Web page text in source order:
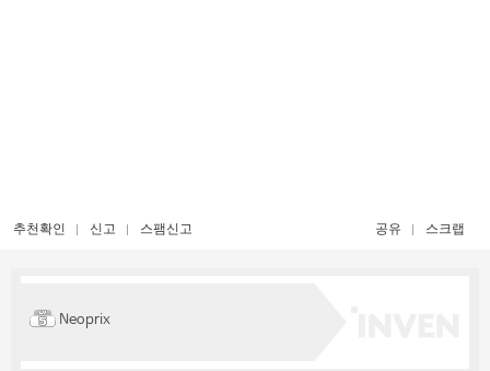
추천확인 신고 스팸신고 공유 스크랩
Neoprix